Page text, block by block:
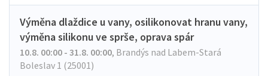
Výměna dlaždice u vany, osilikonovat hranu vany,
výměna silikonu ve sprše, oprava spár
10.8. 00:00 - 31.8. 00:00, Brandýs nad Labem-Stará
Boleslav 1 (25001)